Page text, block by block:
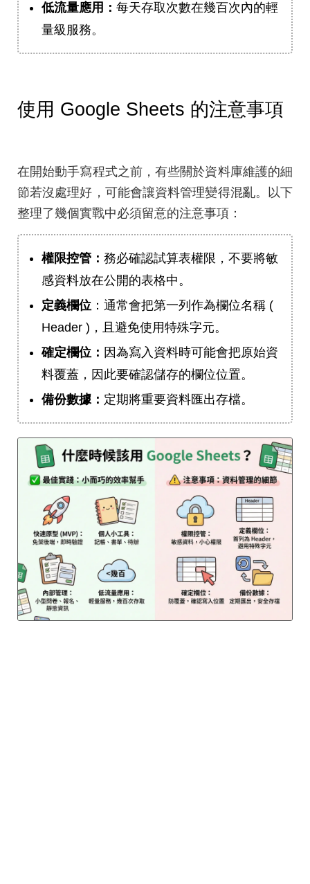
低流量應用： 每天存取次數在幾百次內的輕
量級服務。
使用 Google Sheets 的注意事項
在開始動手寫程式之前，有些關於資料庫維護的細
節若沒處理好，可能會讓資料管理變得混亂。以下
整理了幾個實戰中必須留意的注意事項：
權限控管： 務必確認試算表權限，不要將敏
感資料放在公開的表格中。
定義欄位 ：通常會把第一列作為欄位名稱 (
Header )，且避免使用特殊字元。
確定欄位： 因為寫入資料時可能會把原始資
料覆蓋，因此要確認儲存的欄位位置。
備份數據： 定期將重要資料匯出存檔。